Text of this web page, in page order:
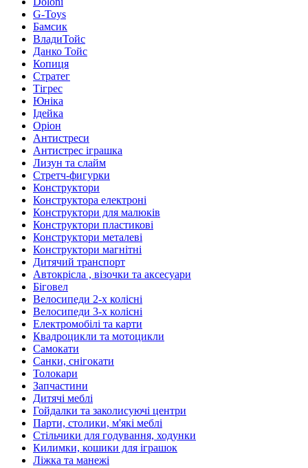
G-Toys
Бамсик
ВладиТойс
Данко Тойс
Копиця
Стратег
Тігрес
Юніка
Ідейка
Оріон
Антистреси
Антистрес іграшка
Лизун та слайм
Стретч-фигурки
Конструктори
Конструктора електроні
Конструктори для малюків
Конструктори пластикові
Конструктори металеві
Конструктори магнітні
Дитячий транспорт
Автокрісла , візочки та аксесуари
Біговел
Велосипеди 2-х колісні
Велосипеди 3-х колісні
Електромобілі та карти
Квадроцикли та мотоцикли
Самокати
Санки, снігокати
Толокари
Запчастини
Дитячі меблі
Гойдалки та заколисуючі центри
Парти, столики, м'які меблі
Стільчики для годування, ходунки
Килимки, кошики для іграшок
Ліжка та манежі